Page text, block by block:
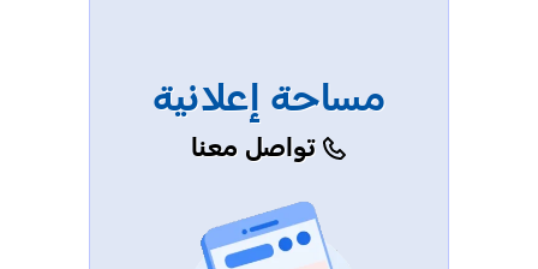
مساحة إعلانية
تواصل معنا